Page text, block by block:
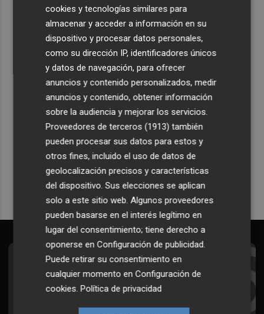
La calle Cantarerías de Cartagena estrena pavimento:
avanza la obra de la Morería Baja como nuevo eje
peatonal hacia San Fernando
Recibe toda la actualidad de
Plaza Podcast en tu correo
Quiero suscribirme
Suscríbete al Boletín
Todos los días a primera hora en tu email
cookies y tecnologías similares para
almacenar y acceder a información en su
dispositivo y procesar datos personales,
como su dirección IP, identificadores únicos
y datos de navegación, para ofrecer
anuncios y contenido personalizados, medir
anuncios y contenido, obtener información
sobre la audiencia y mejorar los servicios.
Proveedores de terceros (1913) también
pueden procesar sus datos para estos y
otros fines, incluido el uso de datos de
geolocalización precisos y características
del dispositivo. Sus elecciones se aplican
solo a este sitio web. Algunos proveedores
pueden basarse en el interés legítimo en
lugar del consentimiento; tiene derecho a
oponerse enConfiguración de publicidad.
Puede retirar su consentimiento en
cualquier momento enConfiguración de
cookies.Política de privacidad